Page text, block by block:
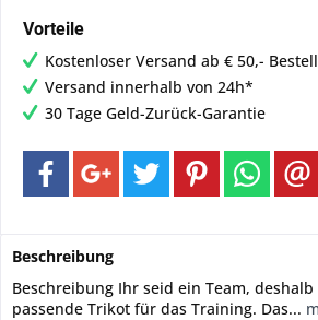
Vorteile
Kostenloser Versand ab € 50,-
Versand innerhalb von 24h*
30 Tage Geld-Zurück-Garantie
Beschreibung
Beschreibung Ihr seid ein Team,
passende Trikot für das Training. Das...